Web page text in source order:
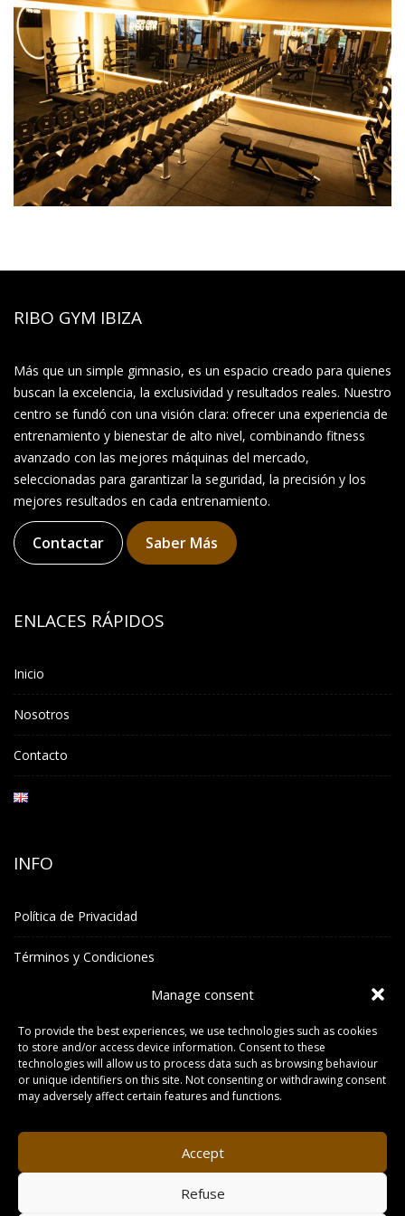
Manage consent
To provide the best experiences, we use technologies such as cookies
to store and/or access device information. Consent to these
technologies will allow us to process data such as browsing behaviour
or unique identifiers on this site. Not consenting or withdrawing consent
may adversely affect certain features and functions.
Accept
Refuse
RIBO GYM IBIZA
Más que un simple gimnasio, es un espacio creado para quienes
buscan la excelencia, la exclusividad y resultados reales. Nuestro
centro se fundó con una visión clara: ofrecer una experiencia de
entrenamiento y bienestar de alto nivel, combinando fitness
avanzado con las mejores máquinas del mercado,
seleccionadas para garantizar la seguridad, la precisión y los
mejores resultados en cada entrenamiento.
Contactar Saber Más
ENLACES RÁPIDOS
Inicio
Nosotros
Contacto
INFO
Política de Privacidad
Términos y Condiciones
INFO DE CONTACTO
UBICACIÓN
Carrer Sa Guaita N° 2, Local Planta 1, Piso 2, 07830 Sant Josep
info@ribogymibiza.com